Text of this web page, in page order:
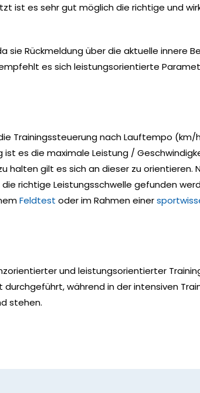
ist es sehr gut möglich die richtige und
sie Rückmeldung über die aktuelle innere
es sich leistungsorientierte
Trainingssteuerung nach Lauftempo
es die maximale Leistung /
halten gilt es sich an dieser zu
richtige Leistungsschwelle gefunden
Feldtest oder im Rahmen einer
und leistungsorientierter
während in der intensiven
stehen.